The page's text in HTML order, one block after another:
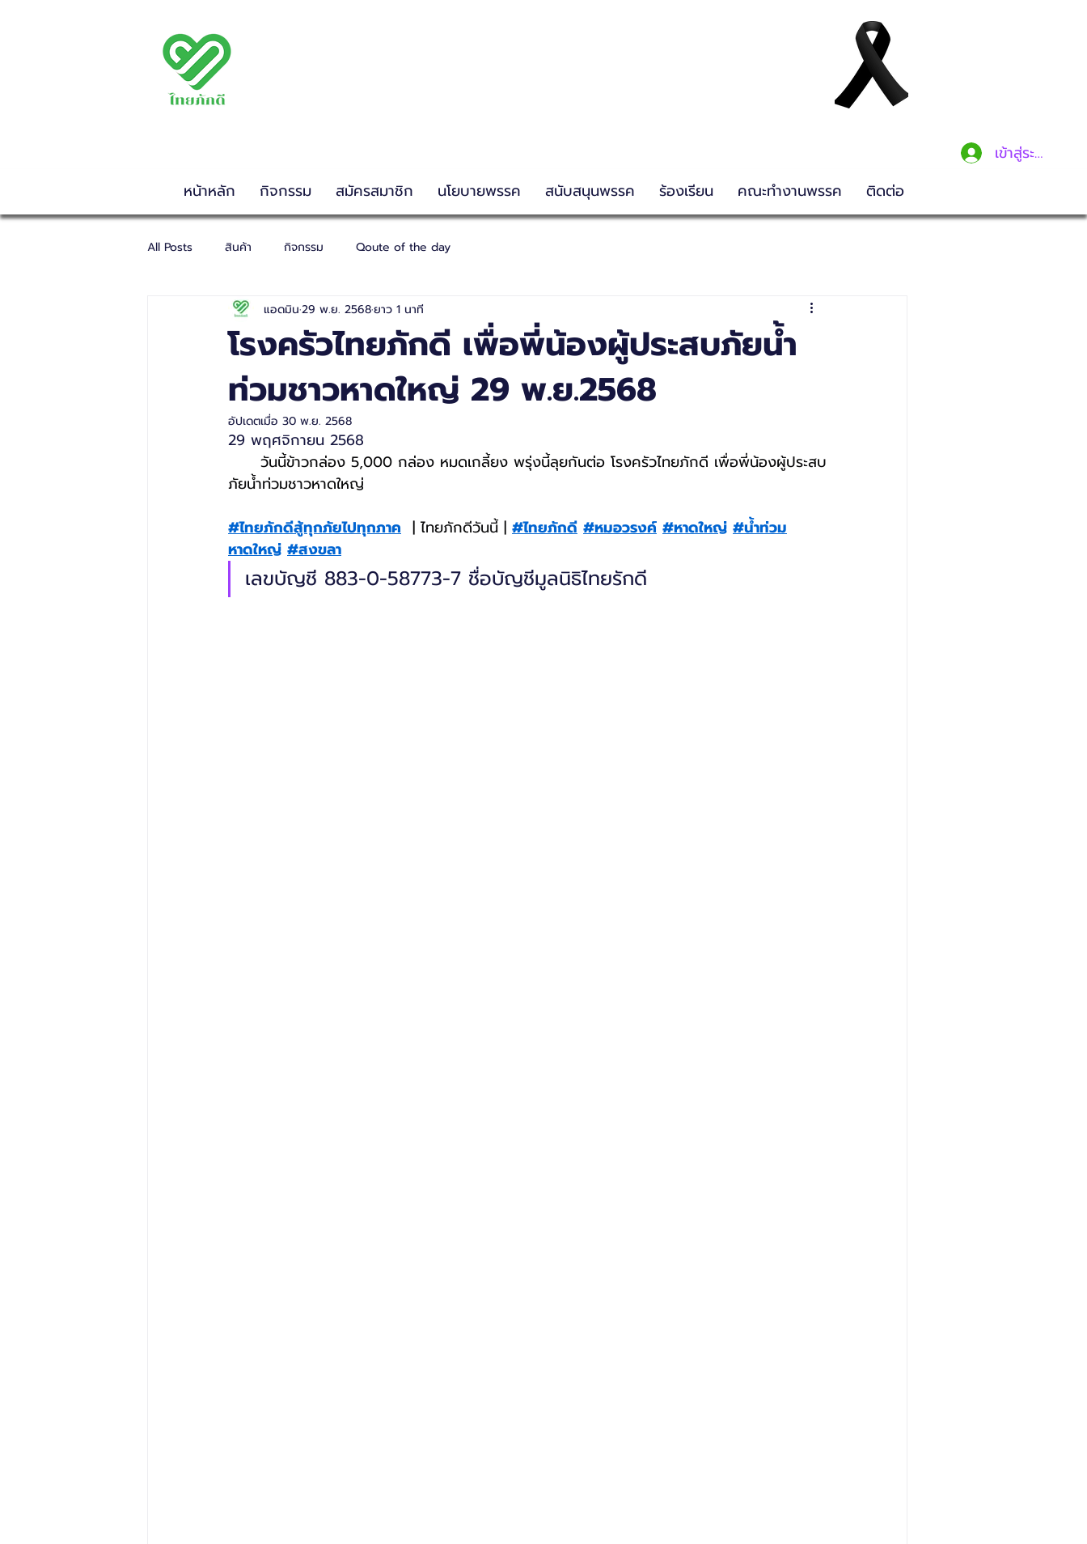
เข้าสู่ระบบ
หน้าหลัก
กิจกรรม สมัครสมาชิก นโยบายพรรค สนับสนุนพรรค ร้องเรียน คณะทำงานพรรค ติดต่อ
All Posts สินค้า กิจกรรม Qoute of the day
โรงครัวไทยภักดี เพื่อพี่น้องผู้ประสบภัยน้ำ
ท่วมชาวหาดใหญ่ 29 พ.ย.2568
แอดมิน29 พ.ย. 2568ยาว 1 นาที
อัปเดตเมื่อ 30 พ.ย. 2568
29 พฤศจิกายน 2568
วันนี้ข้าวกล่อง 5,000 กล่อง หมดเกลี้ยง พรุ่งนี้ลุยกันต่อ โรงครัวไทยภักดี เพื่อพี่น้องผู้ประสบ
ภัยน้ำท่วมชาวหาดใหญ่
#ไทยภักดีสู้ทุกภัยไปทุกภาค | ไทยภักดีวันนี้ | #ไทยภักดี #หมอวรงค์ #หาดใหญ่ #น้ำท่วม
หาดใหญ่ #สงขลา
เลขบัญชี 883-0-58773-7 ชื่อบัญชีมูลนิธิไทยรักดี